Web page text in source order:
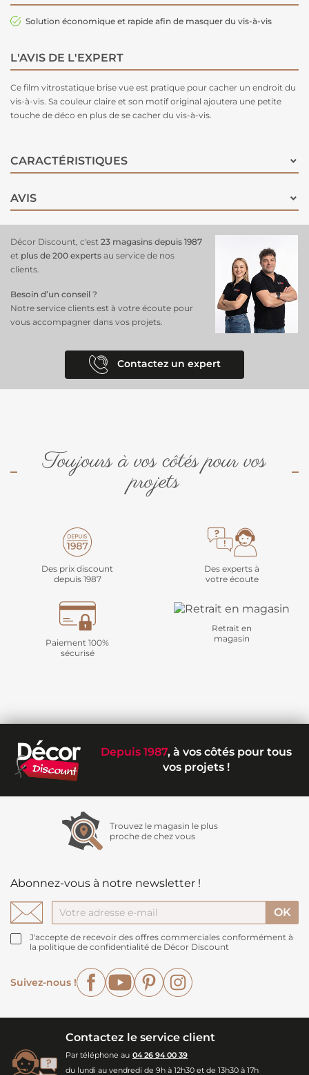
Solution économique et rapide afin de masquer du vis-à-vis
L'AVIS DE L'EXPERT
Ce film vitrostatique brise vue est pratique pour cacher un endroit du
vis-à-vis. Sa couleur claire et son motif original ajoutera une petite
touche de déco en plus de se cacher du vis-à-vis.
CARACTÉRISTIQUES
AVIS
Décor Discount, c'est 23 magasins depuis 1987
et plus de 200 experts au service de nos
clients.
Besoin d’un conseil ?
Notre service clients est à votre écoute pour
vous accompagner dans vos projets.
Contactez un expert
Toujours à vos côtés pour vos
projets
Des prix discount
depuis 1987
Des experts à
votre écoute
Paiement 100%
sécurisé
Retrait en
magasin
Depuis 1987, à vos côtés pour tous
vos projets !
Trouvez le magasin le plus
proche de chez vous
Abonnez-vous à notre newsletter !
J'accepte de recevoir des offres commerciales conformément à
la politique de confidentialité de Décor Discount
Suivez-nous !
FacebookYouTubePinterest
Contactez le service client
Par téléphone au 04 26 94 00 39
du lundi au vendredi de 9h à 12h30 et de 13h30 à 17h